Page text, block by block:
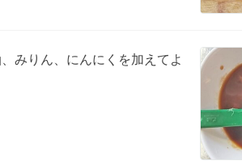
みりん、にんにくを加えてよ